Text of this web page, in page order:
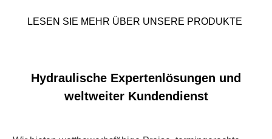
LESEN SIE MEHR ÜBER UNSERE PRODUKTE
Hydraulische Expertenlösungen und
weltweiter Kundendienst